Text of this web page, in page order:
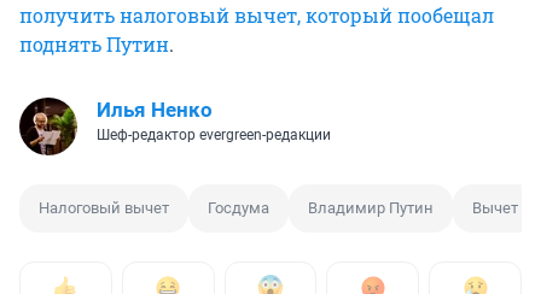
получить налоговый вычет, который пообещал
поднять Путин.
Илья Ненко
Шеф-редактор evergreen-редакции
Налоговый вычет Госдума Владимир Путин Вычет